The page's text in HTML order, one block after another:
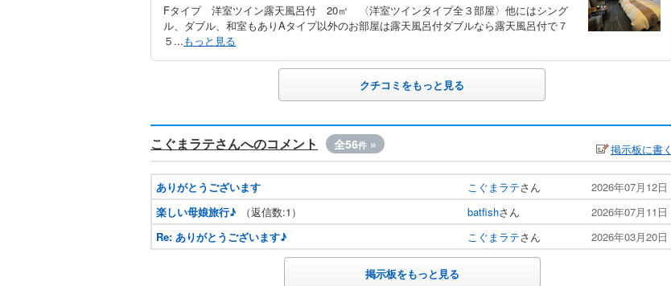
Fタイプ 洋室ツイン露天風呂付 20㎡ 〈洋室ツインタイプ全３部屋〉他にはシング
ル、ダブル、和室もありAタイプ以外のお部屋は露天風呂付ダブルなら露天風呂付で７
５...もっと見る
クチコミをもっと見る
こぐまラテさんへのコメント 全56件 » 掲示板に書く
ありがとうございます こぐまラテさん
2026年07月12日
楽しい母娘旅行♪
（返信数:1） batfishさん
2026年07月11日
Re: ありがとうございます♪
こぐまラテさん 2026年03月20日
掲示板をもっと見る